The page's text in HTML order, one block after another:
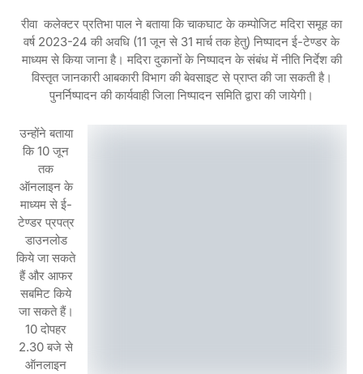
रीवा कलेक्टर प्रतिभा पाल ने बताया कि चाकघाट के कम्पोजिट मदिरा समूह का
वर्ष 2023-24 की अवधि (11 जून से 31 मार्च तक हेतु) निष्पादन ई-टेण्डर के
माध्यम से किया जाना है। मदिरा दुकानों के निष्पादन के संबंध में नीति निर्देश की
विस्तृत जानकारी आबकारी विभाग की बेवसाइट से प्राप्त की जा सकती है।
पुनर्निष्पादन की कार्यवाही जिला निष्पादन समिति द्वारा की जायेगी।
उन्होंने बताया
कि 10 जून
तक
ऑनलाइन के
माध्यम से ई-
टेण्डर प्रपत्र
डाउनलोड
किये जा सकते
हैं और आफर
सबमिट किये
जा सकते हैं।
10 दोपहर
2.30 बजे से
ऑनलाइन